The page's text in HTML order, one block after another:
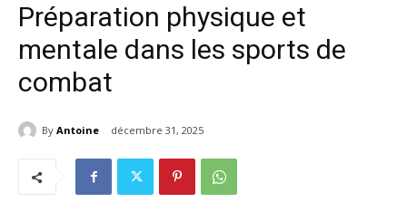
Préparation physique et
mentale dans les sports de
combat
By Antoine décembre 31, 2025